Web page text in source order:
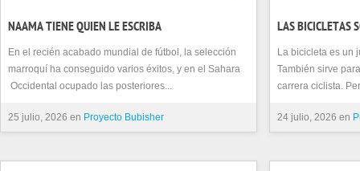
NAAMA TIENE QUIEN LE ESCRIBA
En el recién acabado mundial de fútbol, la selección
marroquí ha conseguido varios éxitos, y en el Sahara
Occidental ocupado las posteriores...
25 julio, 2026 en Proyecto Bubisher
LAS BICICLETAS
La bicicleta es un
También sirve
carrera ciclista.
24 julio, 2026 en